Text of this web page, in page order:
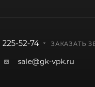
225-52-74 ЗАКАЗАТЬ
sale@gk-vpk.ru